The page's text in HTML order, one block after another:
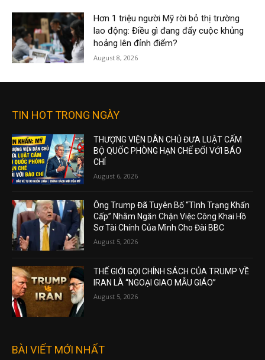
Hơn 1 triệu người Mỹ rời bỏ thị trường
lao động: Điều gì đang đẩy cuộc khủng
hoảng lên đỉnh điểm?
August 8, 2026
TIN HOT TRONG NGÀY
THƯỢNG VIỆN DÂN CHỦ ĐƯA LUẬT CẤM
BỘ QUỐC PHÒNG HẠN CHẾ ĐỐI VỚI BÁO
CHÍ
August 6, 2026
Ông Trump Đã Tuyên Bố “Tình Trạng Khẩn
Cấp” Nhằm Ngăn Chặn Việc Công Khai Hồ
Sơ Tài Chính Của Mình Cho Đài BBC
August 5, 2026
THẾ GIỚI GỌI CHÍNH SÁCH CỦA TRUMP VỀ
IRAN LÀ “NGOẠI GIAO MẪU GIÁO”
August 5, 2026
BÀI VIẾT MỚI NHẤT